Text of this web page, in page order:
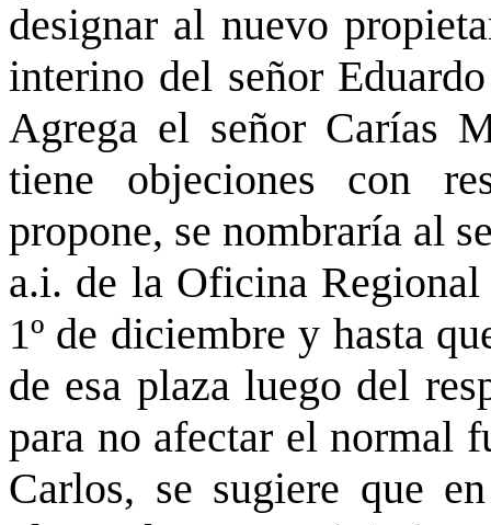
designar al nuevo
interino del señor
Agrega el señor Carías
tiene objeciones con
propone, se nombraría al
a.i. de la Oficina
1º de diciembre y hasta
de esa plaza luego del
para no afectar el normal
Carlos, se sugiere que